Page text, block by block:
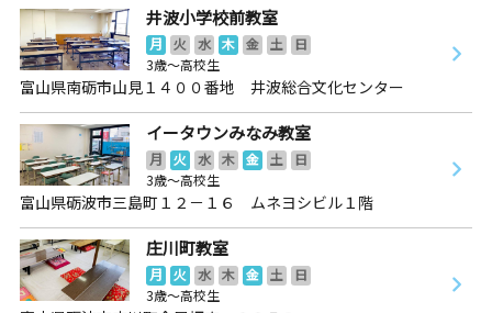
井波小学校前教室
月 火 水 木 金 土
日
3歳～高校生
富山県南砺市山見１４００番地 井波総合文化センター
イータウンみなみ教室
月 火 水 木 金 土
日
3歳～高校生
富山県砺波市三島町１２－１６ ムネヨシビル１階
庄川町教室
月 火 水 木 金 土
日
3歳～高校生